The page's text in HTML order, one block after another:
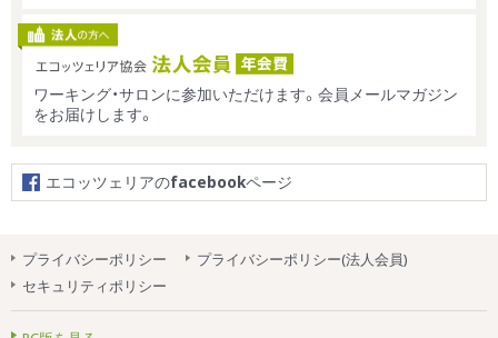
ワーキング・サロンに参加いただけます。会員メールマガジン
をお届けします。
エコッツェリアのfacebookページ
プライバシーポリシー
プライバシーポリシー(法人会員)
セキュリティポリシー